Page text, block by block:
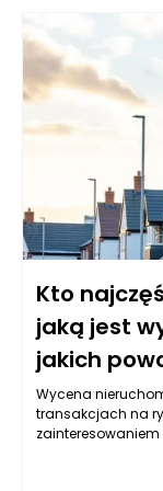
wątpliwości.
potencjalnym
płukania jamy
Kto
jaką jest
jakich
Wycena
transakcjach na
nieruchomości,